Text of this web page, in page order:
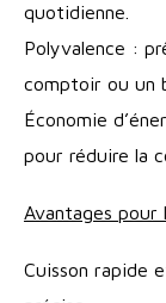
quotidienne.
Polyvalence :
comptoir ou un
Économie
pour réduire la
Avantages pour
Cuisson rapide